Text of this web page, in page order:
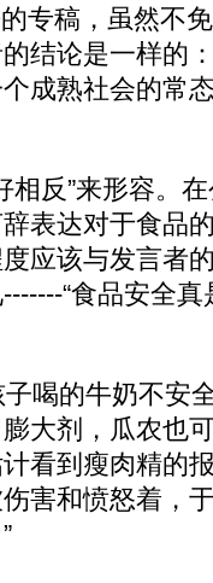
专稿，虽然不
结论是一样的
成熟社会的常
反”来形容。
表达对于食品
应该与发言者
“食品安全
喝的牛奶不安
大剂，瓜农也
看到瘦肉精的
害和愤怒着，